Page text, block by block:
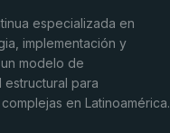
especializada en
implementación y
modelo de
para
en Latinoamérica.